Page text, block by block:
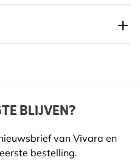
schermen af te
bloei. In de winter kun je
deels laten staan als
makkelijk landing en
Kwekerij Verhoeven
115 mm
0.75 kg
BLIJVEN?
van Vivara en
bestelling.